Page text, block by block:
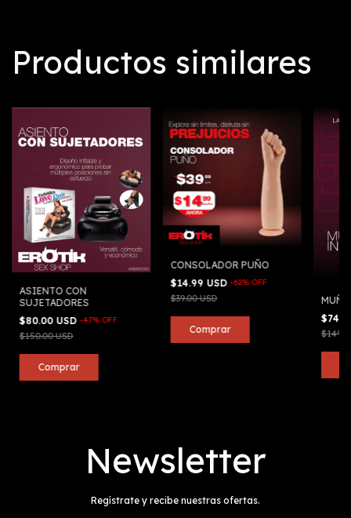
Productos similares
ASIENTO CON
SUJETADORES
$80.00 USD-47% OFF
$150.00 USD
CONSOLADOR PUÑO
$14.99 USD-62% OFF
$39.00 USD
Newsletter
Regístrate y recibe nuestras ofertas.